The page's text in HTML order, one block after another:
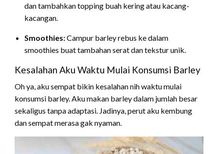
dan tambahkan topping buah kering atau kacang-
kacangan.
Smoothies:Campur barley rebus ke dalam
smoothies buat tambahan serat dan tekstur unik.
Kesalahan Aku Waktu Mulai Konsumsi Barley
Oh ya, aku sempat bikin kesalahan nih waktu mulai
konsumsi barley. Aku makan barley dalam jumlah besar
sekaligus tanpa adaptasi. Jadinya, perut aku kembung
dan sempat merasa gak nyaman.